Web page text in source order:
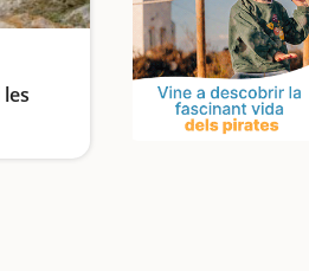
Excursió amb coves, una riera i amb vistes a Montserrat